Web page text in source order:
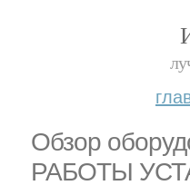
Обзор
РАБОТЫ